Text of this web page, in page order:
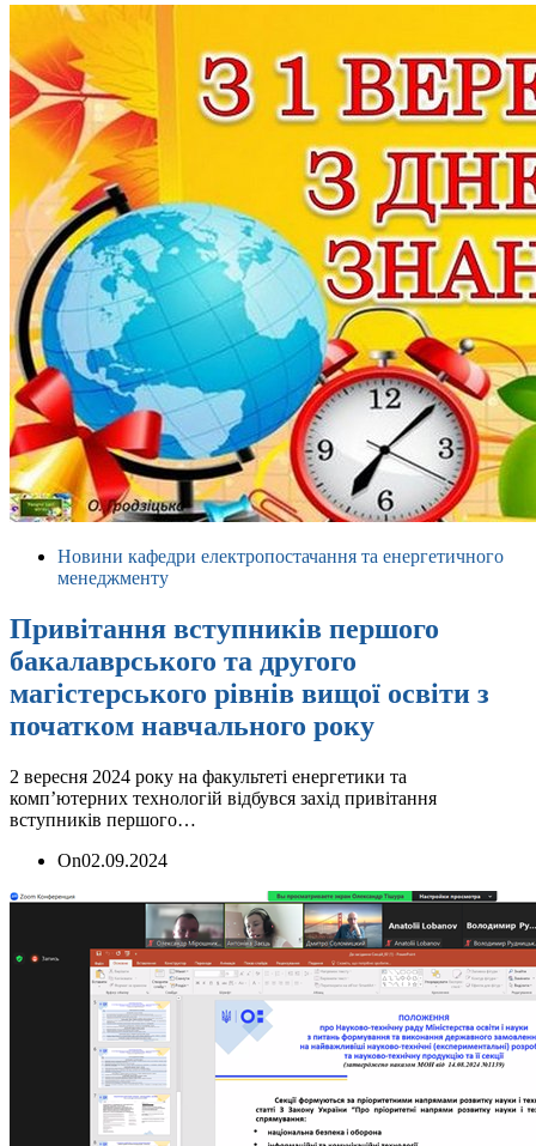
Новини кафедри електропостачання та енергетичного
менеджменту
Привітання вступників першого
бакалаврського та другого
магістерського рівнів вищої освіти з
початком навчального року
2 вересня 2024 року на факультеті енергетики та
комп’ютерних технологій відбувся захід привітання
вступників першого…
On02.09.2024